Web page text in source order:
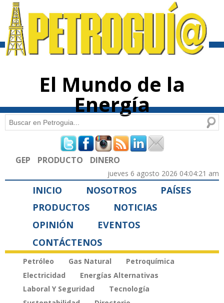
contenido
El Mundo de la
Energía
Formulario de búsqueda
Buscar
GEP PRODUCTO DINERO
jueves 6 agosto 2026 04:04:21 am
INICIO NOSOTROS
PAÍSES
PRODUCTOS
NOTICIAS
OPINIÓN
EVENTOS
CONTÁCTENOS
Petróleo Gas Natural
Petroquímica
Electricidad
Energías Alternativas
Laboral Y Seguridad
Tecnología